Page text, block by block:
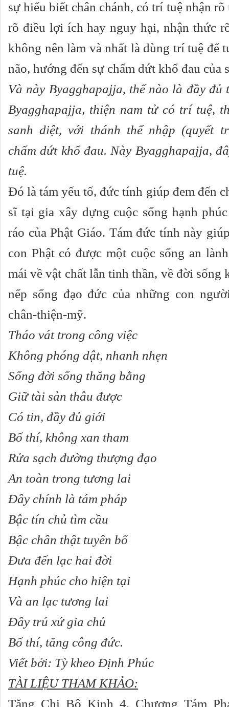
sự hiểu biết chân chánh, có trí tuệ nhận
rõ điều lợi ích hay nguy hại, nhận thức
không nên làm và nhất là dùng trí tuệ để
não, hướng đến sự chấm dứt khổ đau của
Và này Byagghapajja, thế nào là đầy đủ
Byagghapajja, thiện nam tử có trí tuệ,
sanh diệt, với thánh thể nhập (quyết
chấm dứt khổ đau. Này Byagghapajja,
tuệ.
Đó là tám yếu tố, đức tính giúp đem đến
sĩ tại gia xây dựng cuộc sống hạnh
ráo của Phật Giáo. Tám đức tính này
con Phật có được một cuộc sống an
mái về vật chất lẫn tinh thần, về đời sống
nếp sống đạo đức của những con
chân-thiện-mỹ.
Tháo vát trong công việc
Không phóng dật, nhanh nhẹn
Sống đời sống thăng bằng
Giữ tài sản thâu được
Có tin, đầy đủ giới
Bố thí, không xan tham
Rửa sạch đường thượng đạo
An toàn trong tương lai
Ðây chính là tám pháp
Bậc tín chủ tìm cầu
Bậc chân thật tuyên bố
Ðưa đến lạc hai đời
Hạnh phúc cho hiện tại
Và an lạc tương lai
Ðây trú xứ gia chủ
Bố thí, tăng công đức.
Viết bởi: Tỳ kheo Định Phúc
TÀI LIỆU THAM KHẢO:
Tăng Chi Bộ Kinh 4, Chương Tám